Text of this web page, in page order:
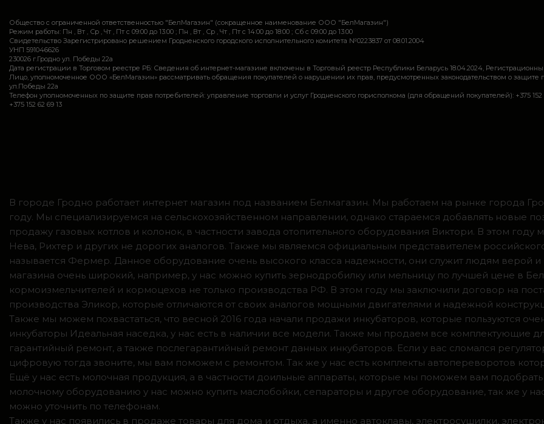
Общество с ограниченной ответственностью "БелМагазин" (сокращенное наименование ООО "БелМагазин")
Режим работы: Пн , Вт , Ср , Чт , Пт c 09:00 до 13:00 ; Пн , Вт , Ср , Чт , Пт c 14:00 до 18:00 ; Сб c 09:00 до 13:00
Свидетельство Зарегистрировано решением Гродненского городского исполнительного комитета №0223837 от 08.01.2004
УНП 591046626
230026 г.Гродно ул. Победы 22а
Дата регистрации в Торговом реестре РБ: Сведения об интернет-магазине включены в Торговый реестр Республики Беларусь 18.04.2024,
Лицо, уполномоченное ООО «БелМагазин» рассматривать обращения покупателей о нарушении их прав, предусмотренных законодательством о защите
ул.Победы 22а
Телефон уполномоченных по защите прав потребителей: управление торговли и услуг Гродненского горисполкома (для обращений покупателей): +375 152 62
+375 152 62 69 13
В городе Гродно работает интернет магазин под названием Белмагазин. Мы работаем на рынке города
году. Мы специализируемся на сельскохозяйственном направлении, однако стараемся добавлять новые
продажу газовых котлов и колонок, в частности завода отопительного оборудования Виктори. В этом году
Нева, Рихтер и других не дорогих аналогов. Также мы являемся официальным представителем
называется Фермер. Данное оборудование очень высокого класса надежности, они служит людям верой
магазина очень широкий, например, у нас можно купить зернодробилку или мельницу по лучшей цене в
кормоизмельчителей и кормоцехов не только производства РФ. В этом году мы заключили договор на
производства Эликор, которые отличаются от своих аналогов мощными двигателями и надежной
Также мы можем похвастаться, что весной 2016 года начали продажи инкубаторов, которые пользуются
инкубаторы Идеальная наседка, у нас есть в наличии все модели. Также мы продаем все комплектующие
гарантийный ремонт, а также послегарантийный ремонт данных инкубаторов. Если у вас сломался
цифровую тогда звоните, мы вам поможем с ремонтом. Так же у нас есть комплекты автопереворотов
Ещё у нас есть молочная продукция, а в частности доильные аппараты, которые мы поможем вам
молочному оборудованию у нас можно купить маслобойки, сепараторы и другое оборудование, так же у
можно уточнить по телефонам.
Также у нас появились в продаже товары для дома и отдыха, а именно автоклавы, электросушилки,